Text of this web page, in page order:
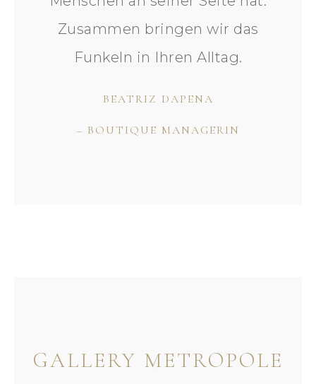
Zusammen bringen wir das
Funkeln in Ihren Alltag.
BEATRIZ DAPENA
– BOUTIQUE MANAGERIN
GALLERY METROPOLE